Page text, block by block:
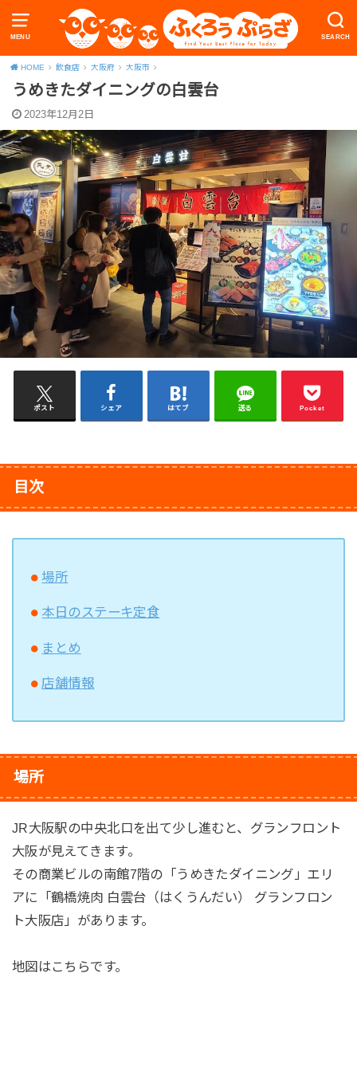
MENU SEARCH
HOME 飲食店 大阪府 大阪市
うめきたダイニングの白雲台
2023年12月2日
ポスト シェア はてブ 送る Pocket
目次
場所
本日のステーキ定食
まとめ
店舗情報
場所
JR大阪駅の中央北口を出て少し進むと、グランフロント
大阪が見えてきます。
その商業ビルの南館7階の「うめきたダイニング」エリ
アに「鶴橋焼肉 白雲台（はくうんだい） グランフロン
ト大阪店」があります。
地図はこちらです。